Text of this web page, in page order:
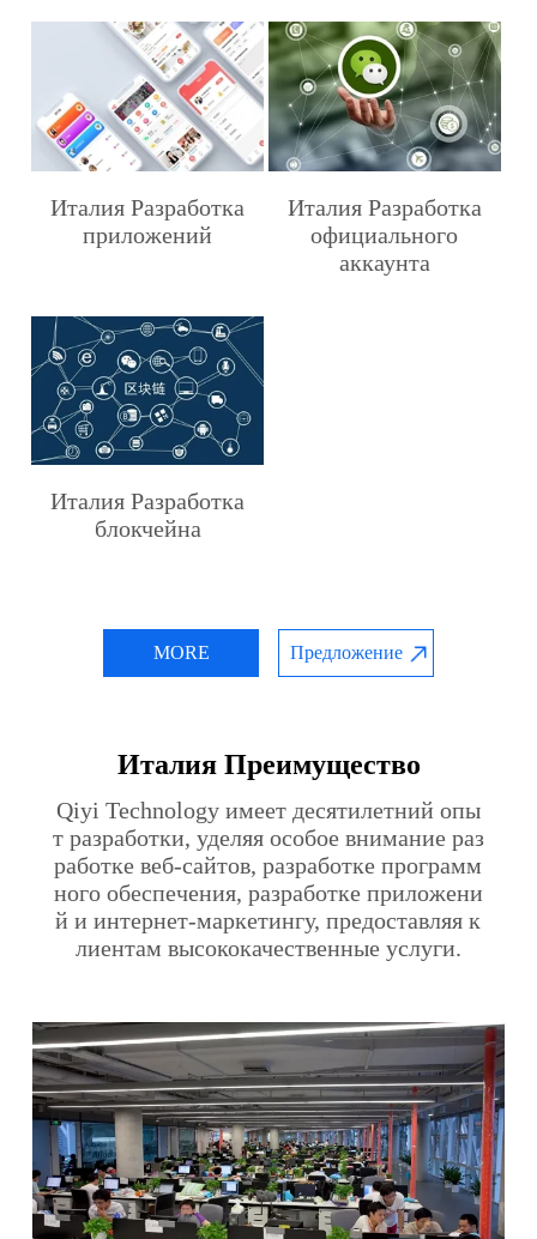
Италия Разработка
приложений
Италия Разработка
официального
аккаунта
Италия Разработка
блокчейна
MORE Предложение
Италия Преимущество
Qiyi Technology имеет десятилетний опы
т разработки, уделяя особое внимание раз
работке веб-сайтов, разработке программ
ного обеспечения, разработке приложени
й и интернет-маркетингу, предоставляя к
лиентам высококачественные услуги.